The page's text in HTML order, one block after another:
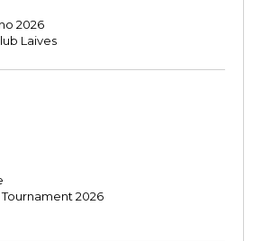
2026
Laives
2026